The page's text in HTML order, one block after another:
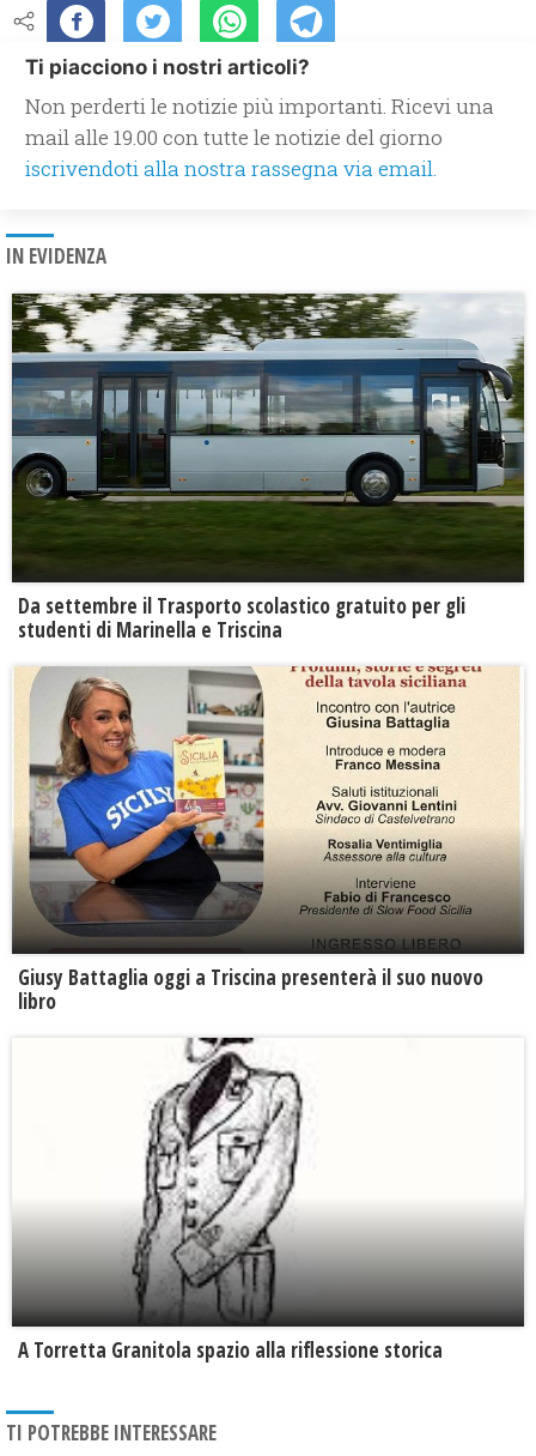
Ti piacciono i nostri articoli?
Non perderti le notizie più importanti. Ricevi una
mail alle 19.00 con tutte le notizie del giorno
iscrivendoti alla nostra rassegna via email.
IN EVIDENZA
Da settembre il Trasporto scolastico gratuito per gli
studenti di Marinella e Triscina
Giusy Battaglia oggi a Triscina presenterà il suo nuovo
libro
​A Torretta Granitola spazio alla riflessione storica
TI POTREBBE INTERESSARE